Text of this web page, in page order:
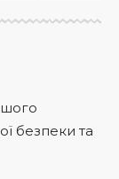
безпеки та